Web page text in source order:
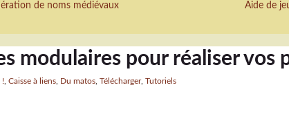
de noms médiévaux
Aide de
modulaires pour réaliser vos
! Caisse à liens Du matos Télécharger, Tutoriels